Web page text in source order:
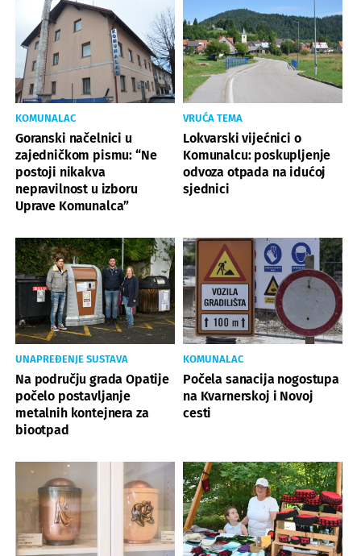
KOMUNALAC
Goranski načelnici u
zajedničkom pismu: “Ne
postoji nikakva
nepravilnost u izboru
Uprave Komunalca”
VRUĆA TEMA
Lokvarski vijećnici o
Komunalcu: poskupljenje
odvoza otpada na idućoj
sjednici
UNAPREĐENJE SUSTAVA
Na području grada Opatije
počelo postavljanje
metalnih kontejnera za
biootpad
KOMUNALAC
Počela sanacija nogostupa
na Kvarnerskoj i Novoj
cesti